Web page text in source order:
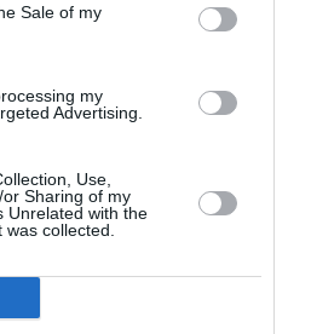
Sale of my
my
Advertising.
Use,
Sharing of my
Unrelated with the
collected.
UN DON
participez
à son
!
SOUTENIR